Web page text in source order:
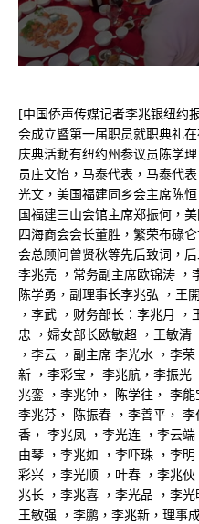
[中国侨声传媒记者李兆银纽约
会成立暨第一届职员就职典礼
庆典活動有纽约州参议员陈学
员庄文怡，马泰代表，马泰代
光文，美国福建同乡会主席陈
国福建三山会馆主席郑振何，
四海商会会长董胜，繁荣布碌
会总顾问曾贤秋等先后致词，
李兆亮 ，常务副主席欧锦涛 ，
陈学勇，副理事长李兆弘 ，王
，李武 ，财务部长：李兆月
忠 ，婦女部长欧敏超 ，王敏
，李云 ，副主席 李光水 ，李
新 ，李彩宝， 李兆航，李振光
兆銮 ，李兆钟， 陈学往， 李
李兆芬， 陈振春 ，李善平，
香， 李兆凤 ，李光连 ，李云
由琴 ，李兆如 ，李吓珠 ，李
彩兴 ，李光顺 ，叶春 ，李兆
兆长 ，李兆喜 ，李光品 ，李
王敏强 ，李鹏，李兆新，理事